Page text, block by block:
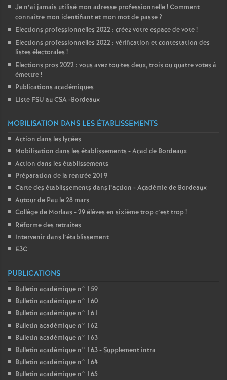
Je n’ai jamais utilisé mon adresse professionnelle! Comment
connaître mon identifiant et mon mot de passe?
Elections professionnelles 2022 : créez votre espace de vote!
Elections professionnelles 2022 : vérification et contestation des
listes électorales !
Elections pros 2022 : vous avez tou·tes deux, trois ou quatre votes à
émettre!
Publications académiques
Liste FSU au CSA -Bordeaux
MOBILISATION DANS LES ÉTABLISSEMENTS
Action dans les lycées
Mobilisation dans les établissements - Acad de Bordeaux
Action dans les établissements
Préparation de la rentrée 2019
Carte des établissements dans l’action - Académie de Bordeaux
Autour de Pau le 28 mars
Collège de Morlaas - 29 élèves en sixième trop c’est trop!
Réforme des retraites
Intervenir dans l’établissement
E3C
PUBLICATIONS
Bulletin académique n° 159
Bulletin académique n° 160
Bulletin académique n° 161
Bulletin académique n° 162
Bulletin académique n° 163
Bulletin académique n° 163 - Supplement intra
Bulletin académique n° 164
Bulletin académique n° 165